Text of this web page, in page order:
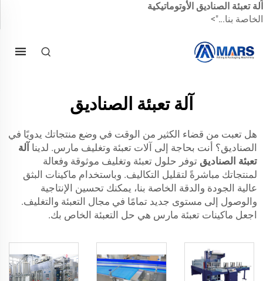
آلة تعبئة الصناديق الأوتوماتيكية
الخاصة بنا...">
آلة تعبئة الصناديق
هل تعبت من قضاء الكثير من الوقت في وضع منتجاتك يدويًا في
الصناديق؟ أنت بحاجة إلى آلات تعبئة وتغليف مارس. لدينا آلة
تعبئة الصناديق توفر حلول تعبئة وتغليف موثوقة وفعالة
لمنتجاتك مباشرةً لتقليل التكاليف. وباستخدام ماكينات البثق
عالية الجودة والدقة الخاصة بنا، يمكنك تحسين الإنتاجية
والوصول إلى مستوى جديد تمامًا في مجال التعبئة والتغليف.
اجعل ماكينات تعبئة مارس هي حل التعبئة الخاص بك.